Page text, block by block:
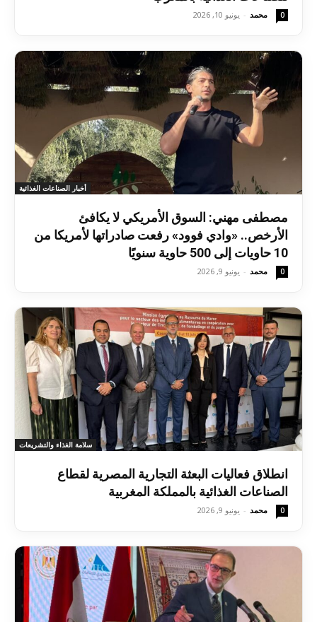
محمد - يونيو 10, 2026 0
أخبار الصناعات الغذائية
مصطفى مهني: السوق الأمريكي لا يكافئ
الأرخص.. «وادي فوود» رفعت صادراتها لأمريكا من
10 حاويات إلى 500 حاوية سنويًا
محمد - يونيو 9, 2026 0
سلامة الغذاء والتشريعات
انطلاق فعاليات البعثة التجارية المصرية لقطاع
الصناعات الغذائية بالمملكة المغربية
محمد - يونيو 9, 2026 0